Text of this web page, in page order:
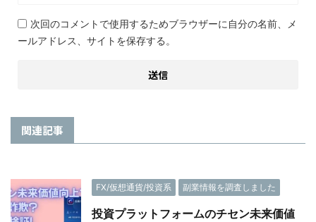
次回のコメントで使用するためブラウザーに自分の名前、メ
ールアドレス、サイトを保存する。
関連記事
FX/仮想通貨/投資系 副業情報を調査しました
投資プラットフォームのチセン未来価値